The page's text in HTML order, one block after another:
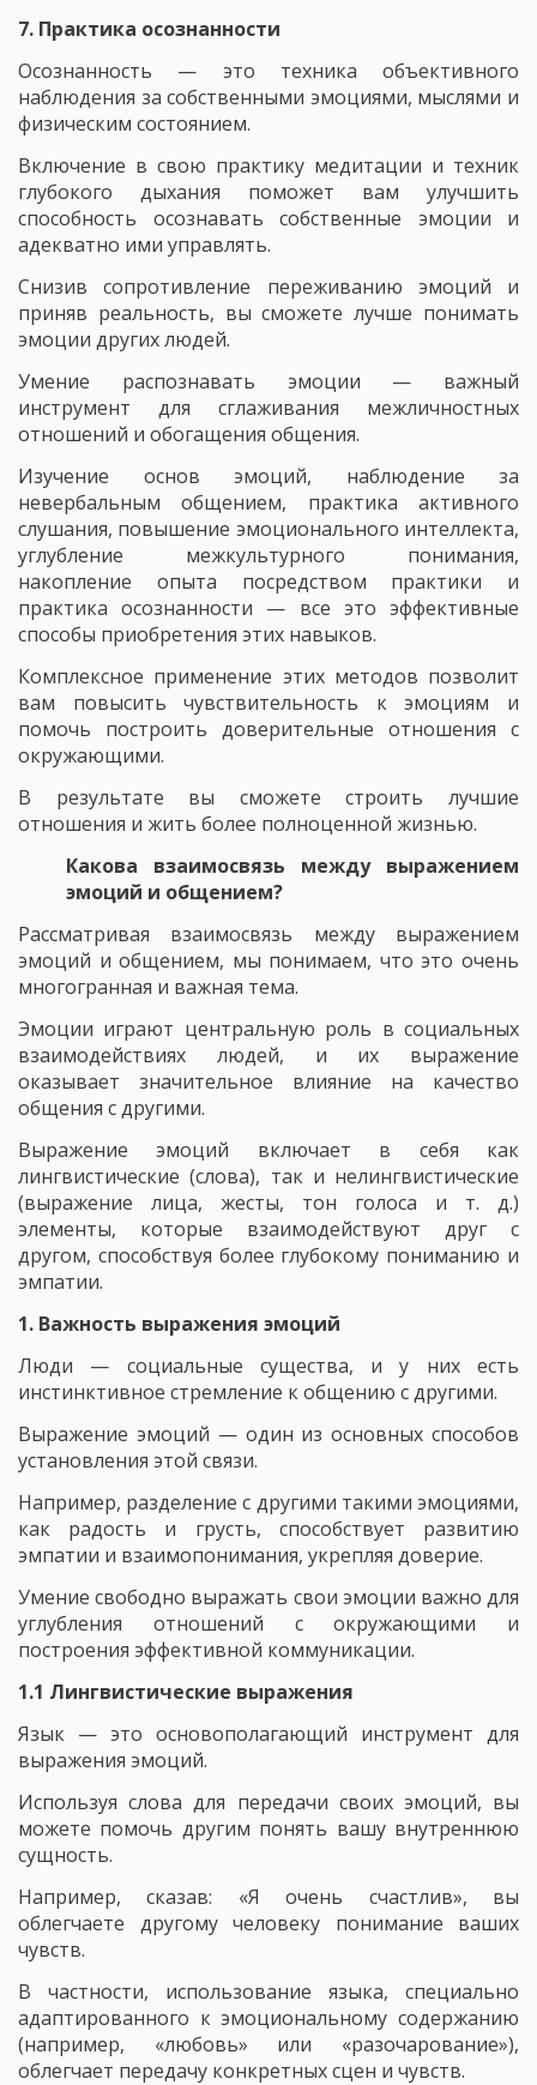
7. Практика осознанности
Осознанность — это техника объективного
наблюдения за собственными эмоциями, мыслями и
физическим состоянием.
Включение в свою практику медитации и техник
глубокого дыхания поможет вам улучшить
способность осознавать собственные эмоции и
адекватно ими управлять.
Снизив сопротивление переживанию эмоций и
приняв реальность, вы сможете лучше понимать
эмоции других людей.
Умение распознавать эмоции — важный
инструмент для сглаживания межличностных
отношений и обогащения общения.
Изучение основ эмоций, наблюдение за
невербальным общением, практика активного
слушания, повышение эмоционального интеллекта,
углубление межкультурного понимания,
накопление опыта посредством практики и
практика осознанности — все это эффективные
способы приобретения этих навыков.
Комплексное применение этих методов позволит
вам повысить чувствительность к эмоциям и
помочь построить доверительные отношения с
окружающими.
В результате вы сможете строить лучшие
отношения и жить более полноценной жизнью.
Какова взаимосвязь между выражением
эмоций и общением?
Рассматривая взаимосвязь между выражением
эмоций и общением, мы понимаем, что это очень
многогранная и важная тема.
Эмоции играют центральную роль в социальных
взаимодействиях людей, и их выражение
оказывает значительное влияние на качество
общения с другими.
Выражение эмоций включает в себя как
лингвистические (слова), так и нелингвистические
(выражение лица, жесты, тон голоса и т. д.)
элементы, которые взаимодействуют друг с
другом, способствуя более глубокому пониманию и
эмпатии.
1. Важность выражения эмоций
Люди — социальные существа, и у них есть
инстинктивное стремление к общению с другими.
Выражение эмоций — один из основных способов
установления этой связи.
Например, разделение с другими такими эмоциями,
как радость и грусть, способствует развитию
эмпатии и взаимопонимания, укрепляя доверие.
Умение свободно выражать свои эмоции важно для
углубления отношений с окружающими и
построения эффективной коммуникации.
1.1 Лингвистические выражения
Язык — это основополагающий инструмент для
выражения эмоций.
Используя слова для передачи своих эмоций, вы
можете помочь другим понять вашу внутреннюю
сущность.
Например, сказав: «Я очень счастлив», вы
облегчаете другому человеку понимание ваших
чувств.
В частности, использование языка, специально
адаптированного к эмоциональному содержанию
(например, «любовь» или «разочарование»),
облегчает передачу конкретных сцен и чувств.